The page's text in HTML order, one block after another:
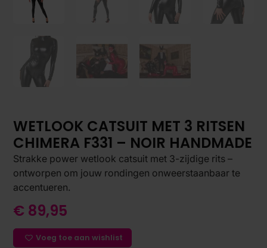
WETLOOK CATSUIT MET 3 RITSEN
CHIMERA F331 – NOIR HANDMADE
Strakke power wetlook catsuit met 3-zijdige rits –
ontworpen om jouw rondingen onweerstaanbaar te
accentueren.
€ 89,95
Voeg toe aan wishlist